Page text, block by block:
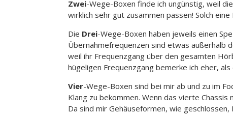
Zwei-Wege-Boxen finde ich ungünstig, weil
wirklich sehr gut zusammen passen! Solch
Die Drei-Wege-Boxen haben jeweils einen
Übernahmefrequenzen sind etwas außerhalb
weil ihr Frequenzgang über den gesamten
hügeligen Frequenzgang bemerke ich eher,
Vier-Wege-Boxen sind bei mir ab und zu im
Klang zu bekommen. Wenn das vierte
Da sind mir Gehäuseformen, wie